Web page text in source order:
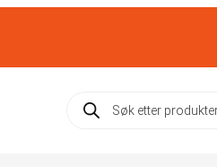
Products
search